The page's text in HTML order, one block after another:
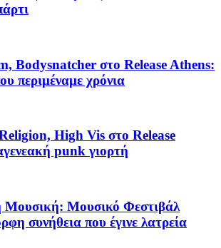
Bodysnatcher στο Release Athens:
περιμέναμε χρόνια
High Vis στο Release
punk γιορτή
Μουσική: Μουσικό Φεστιβάλ
συνήθεια που έγινε λατρεία